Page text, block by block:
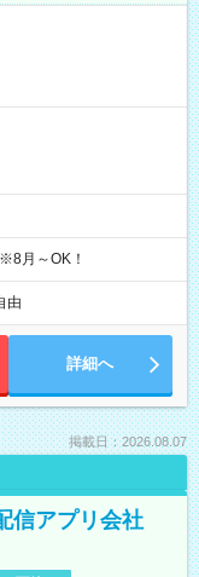
月～OK！
由
詳細へ
掲載日：2026.08.07
信アプリ会社